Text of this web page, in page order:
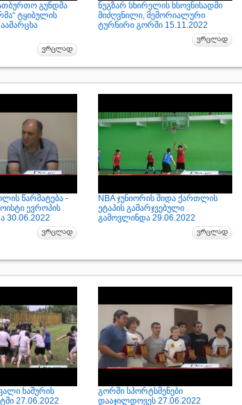
გუნდმა
ტყიბულის
ნუგზარ სხირელის ხსოვნისადმი
მიძღვნილი, მემორიალური
ტურნირი გორში 15.11.2022
წარმატება -
ევროპის
30.06.2022
NBA ჯუნიორის შიდა ქართლის
ეტაპის გამარჯვებული
გამოვლინდა 29.06.2022
ხაშურის
27.06.2022
გორში სპორტსმენები
დააჯილდოვეს 27.06.2022